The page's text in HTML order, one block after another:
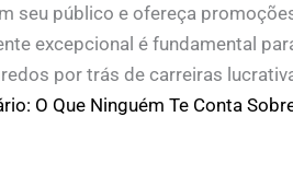
seu público e ofereça
excepcional é fundamental
por trás de carreiras
O Que Ninguém Te Conta